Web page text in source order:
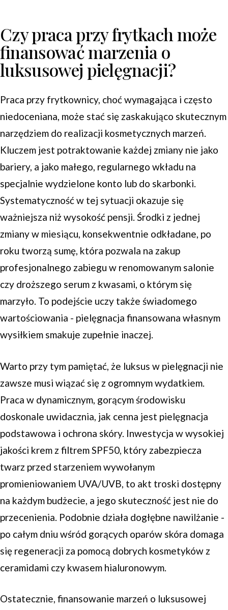
Czy praca przy frytkach może
finansować marzenia o
luksusowej pielęgnacji?
Praca przy frytkownicy, choć wymagająca i często
niedoceniana, może stać się zaskakująco skutecznym
narzędziem do realizacji kosmetycznych marzeń.
Kluczem jest potraktowanie każdej zmiany nie jako
bariery, a jako małego, regularnego wkładu na
specjalnie wydzielone konto lub do skarbonki.
Systematyczność w tej sytuacji okazuje się
ważniejsza niż wysokość pensji. Środki z jednej
zmiany w miesiącu, konsekwentnie odkładane, po
roku tworzą sumę, która pozwala na zakup
profesjonalnego zabiegu w renomowanym salonie
czy droższego serum z kwasami, o którym się
marzyło. To podejście uczy także świadomego
wartościowania - pielęgnacja finansowana własnym
wysiłkiem smakuje zupełnie inaczej.
Warto przy tym pamiętać, że luksus w pielęgnacji nie
zawsze musi wiązać się z ogromnym wydatkiem.
Praca w dynamicznym, gorącym środowisku
doskonale uwidacznia, jak cenna jest pielęgnacja
podstawowa i ochrona skóry. Inwestycja w wysokiej
jakości krem z filtrem SPF50, który zabezpiecza
twarz przed starzeniem wywołanym
promieniowaniem UVA/UVB, to akt troski dostępny
na każdym budżecie, a jego skuteczność jest nie do
przecenienia. Podobnie działa dogłębne nawilżanie -
po całym dniu wśród gorących oparów skóra domaga
się regeneracji za pomocą dobrych kosmetyków z
ceramidami czy kwasem hialuronowym.
Ostatecznie, finansowanie marzeń o luksusowej